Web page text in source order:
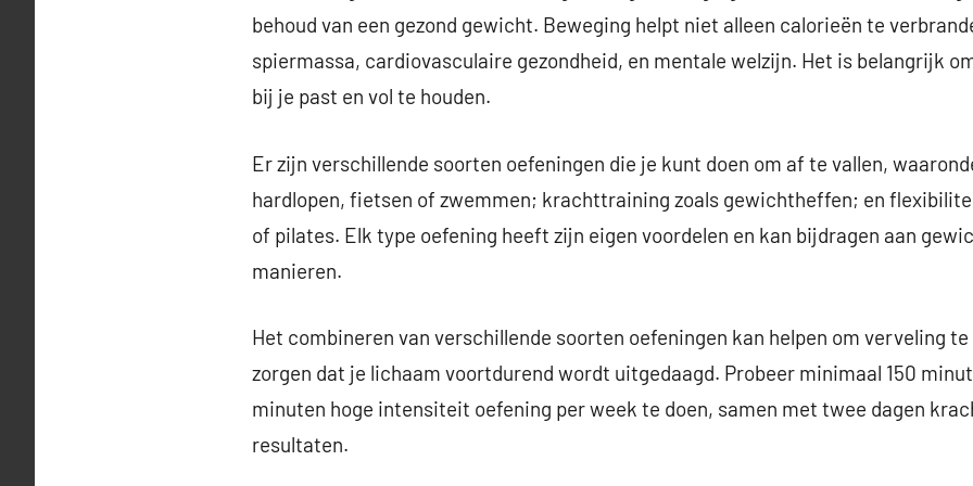
behoud van een gezond gewicht. Beweging helpt niet alleen calorieën te
spiermassa, cardiovasculaire gezondheid, en mentale welzijn. Het is belangrijk
bij je past en vol te houden.
Er zijn verschillende soorten oefeningen die je kunt doen om af te vallen,
hardlopen, fietsen of zwemmen; krachttraining zoals gewichtheffen; en
of pilates. Elk type oefening heeft zijn eigen voordelen en kan bijdragen aan
manieren.
Het combineren van verschillende soorten oefeningen kan helpen om verveling
zorgen dat je lichaam voortdurend wordt uitgedaagd. Probeer minimaal 150
minuten hoge intensiteit oefening per week te doen, samen met twee dagen
resultaten.